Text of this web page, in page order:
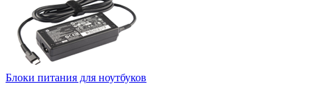
Блоки питания для ноутбуков